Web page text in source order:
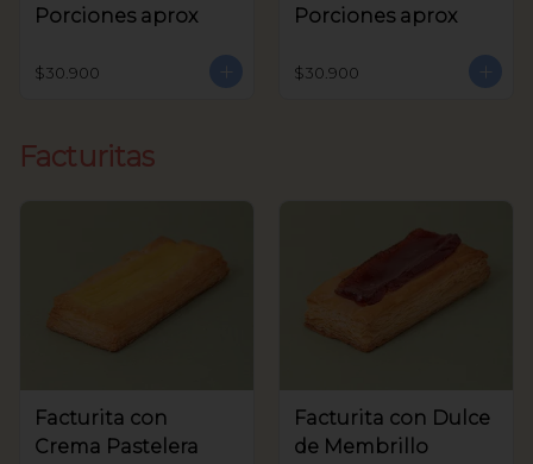
Porciones aprox
$30.900
Porciones aprox
$30.900
Facturitas
Facturita con
Crema Pastelera
Facturita con Dulce
de Membrillo